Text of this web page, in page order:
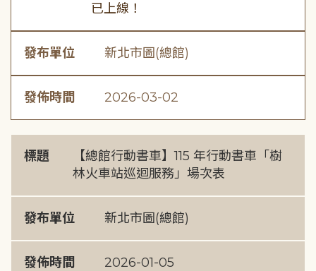
已上線！
發布單位 新北市圖(總館)
發佈時間 2026-03-02
標題
【總館行動書車】115 年行動書車「樹
林火車站巡迴服務」場次表
發布單位 新北市圖(總館)
發佈時間 2026-01-05